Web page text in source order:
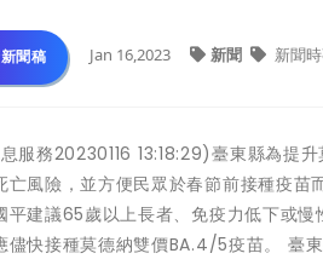
聞稿 Jan 16,2023 新聞 新聞
服務20230116 13:18:29)臺東縣為提
亡風險，並方便民眾於春節前接種疫
平建議65歲以上長者、免疫力低下或
儘快接種莫德納雙價BA.4/5疫苗。 臺